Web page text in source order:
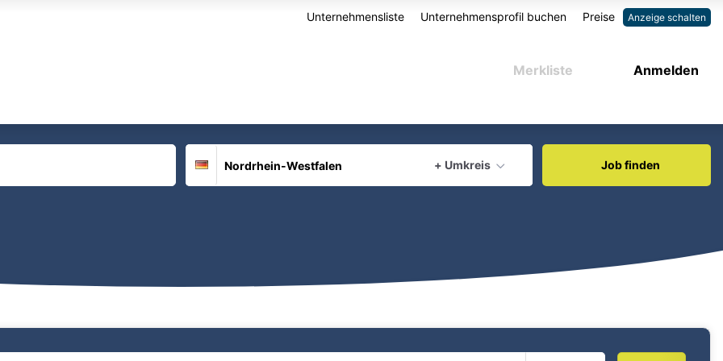
Anzeige schalten
Unternehmensliste Unternehmensprofil buchen Preise
Anmelden
Merkliste
Deutschland
+ Umkreis
aktuellen Ort verwenden
Job finden